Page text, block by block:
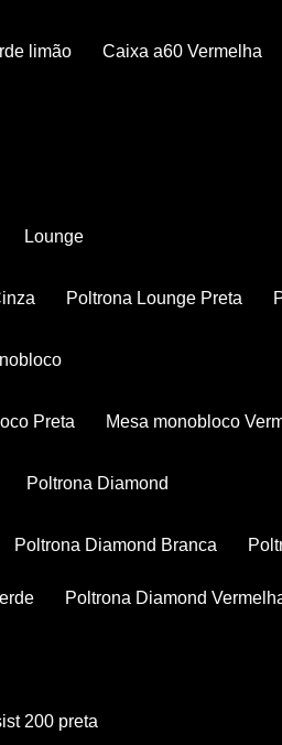
limão Caixa a60 Vermelha
Lounge
Poltrona Lounge Preta
Preta Mesa monobloco
Poltrona Diamond
Poltrona Diamond Branca
Poltrona Diamond
200 preta